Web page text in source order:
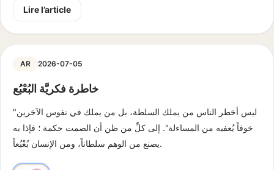
Lire l’article
AR 2026-07-05
خاطرة فكريَّة البُعْبُع
"ليس أخطر الناس من يملك السلطة، بل من يملك في نفوس الآخرين
خوفاً يُعفيه من المساءلة". إلى كلِّ من ظن أن الصمت حكمة ؛ فإذا به
يصنع من الوهم سلطاناً، ومن الإنسان بُعْبُعاً.